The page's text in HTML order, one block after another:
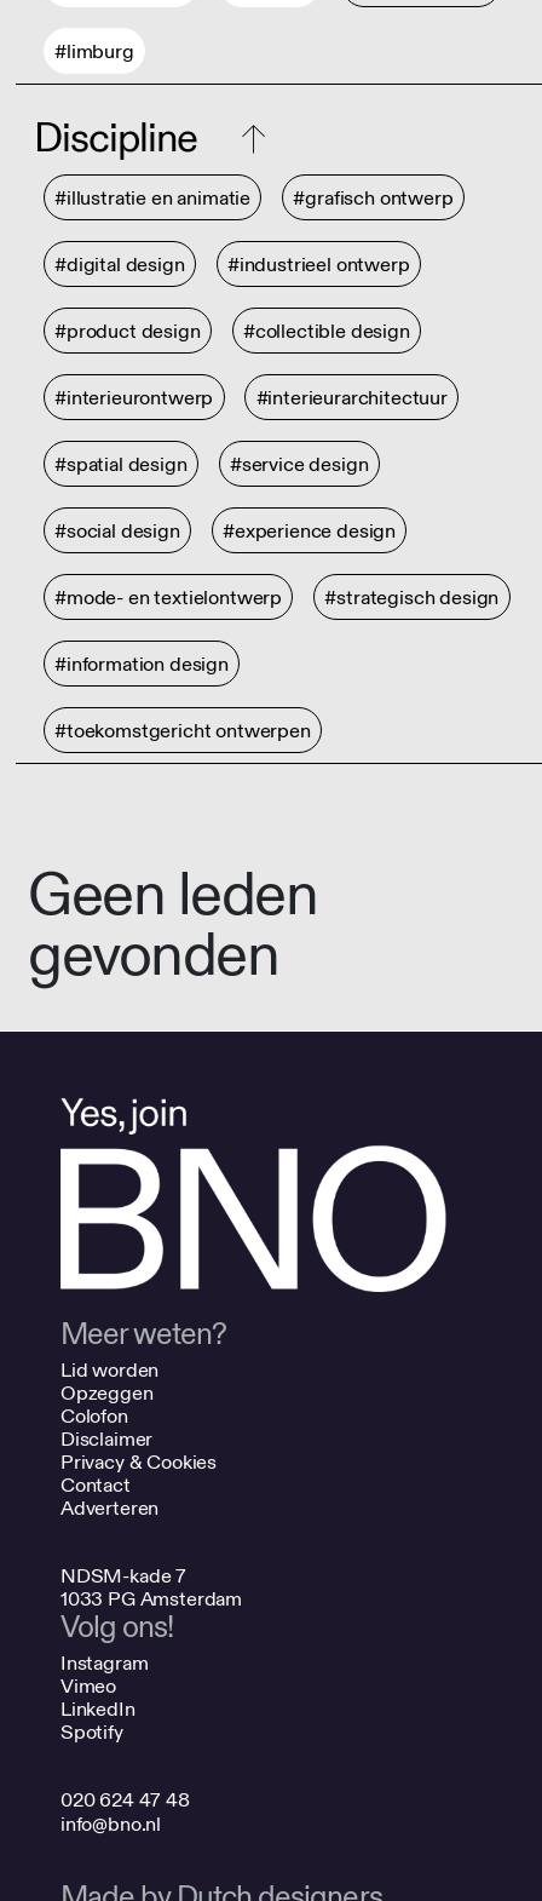
#limburg
Discipline
#illustratie en animatie #grafisch ontwerp
#digital design #industrieel ontwerp
#product design #collectible design
#interieurontwerp #interieurarchitectuur
#spatial design #service design
#social design #experience design
#mode- en textielontwerp #strategisch design
#information design
#toekomstgericht ontwerpen
Geen leden
gevonden
Meer weten?
Lid worden
Opzeggen
Colofon
Disclaimer
Privacy & Cookies
Contact
Adverteren
NDSM-kade 7
1033 PG Amsterdam
Volg ons!
Instagram
Vimeo
LinkedIn
Spotify
020 624 47 48
info@bno.nl